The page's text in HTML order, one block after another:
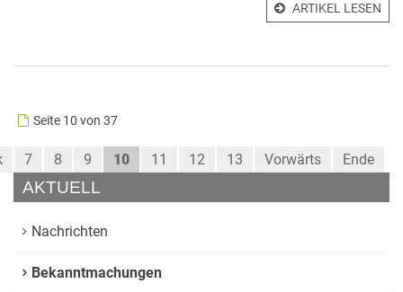
ARTIKEL LESEN
Seite 10 von 37
7 8 9 10 11 12 13 Vorwärts Ende
AKTUELL
Nachrichten
Bekanntmachungen